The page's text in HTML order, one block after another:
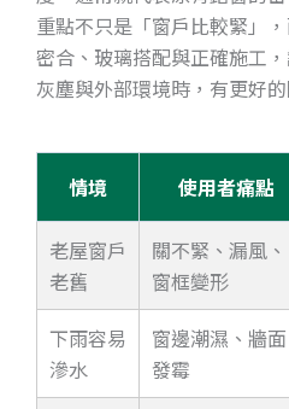
重點不只是「窗戶比較緊」
密合、玻璃搭配與正確施工
灰塵與外部環境時，有更好
情境 使用者痛點
老屋窗戶
老舊
關不緊、漏風、
窗框變形
下雨容易
滲水
窗邊潮濕、牆面
發霉